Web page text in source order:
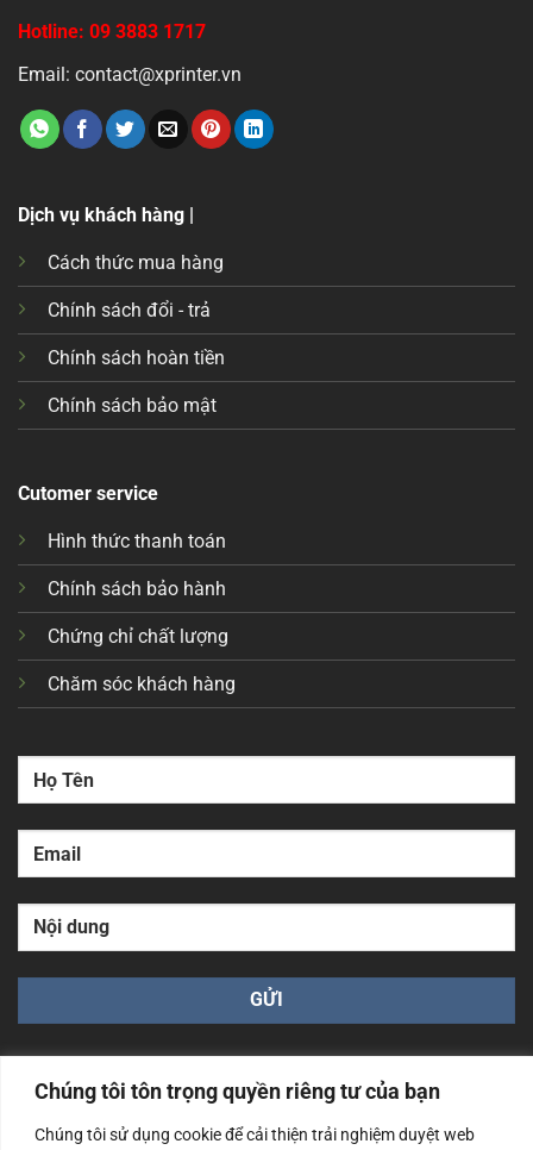
Chúng tôi tôn trọng quyền riêng tư của bạn
Chúng tôi sử dụng cookie để cải thiện trải nghiệm duyệt web
Hotline: 09 3883 1717
Email: contact@xprinter.vn
Dịch vụ khách hàng |
Cách thức mua hàng
Chính sách đổi - trả
Chính sách hoàn tiền
Chính sách bảo mật
Cutomer service
Hình thức thanh toán
Chính sách bảo hành
Chứng chỉ chất lượng
Chăm sóc khách hàng